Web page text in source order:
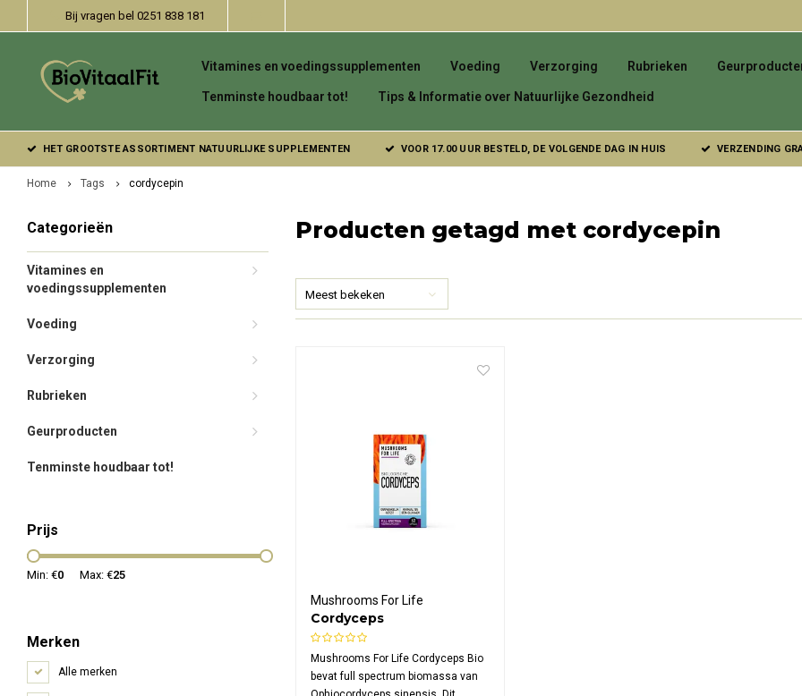
Bij vragen bel 0251 838 181
Vitamines en voedingssupplementen Voeding Verzorging Rubrieken
Tenminste houdbaar tot! Tips & Informatie over Natuurlijke Gezondheid
HET GROOTSTE ASSORTIMENT NATUURLIJKE SUPPLEMENTEN VOOR 17.00 UUR BESTELD, DE VOLGENDE DAG IN HUIS VERZENDING
Home Tags cordycepin
Categorieën
Vitamines en
voedingssupplementen
Voeding
Verzorging
Rubrieken
Geurproducten
Tenminste houdbaar tot!
Prijs
Min: €0 Max: €25
Merken
Alle merken
Producten getagd met cordycepin
Meest bekeken
Mushrooms For Life
Cordyceps
Paddenstoelen Capsules
Bio
Mushrooms For Life Cordyceps Bio
bevat full spectrum biomassa van